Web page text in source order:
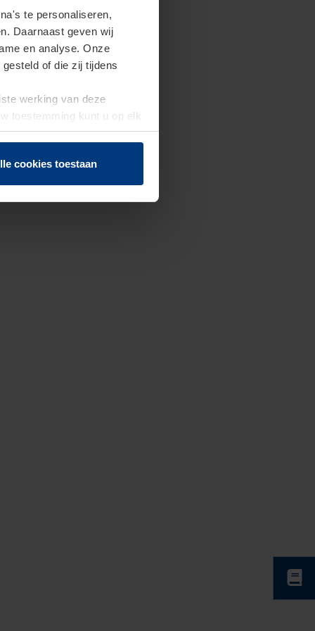
te personaliseren,
Daarnaast geven wij
en analyse. Onze
of die zij tijdens
werking van deze
toestemming kunt u op elk
herroepen.
cookies toestaan